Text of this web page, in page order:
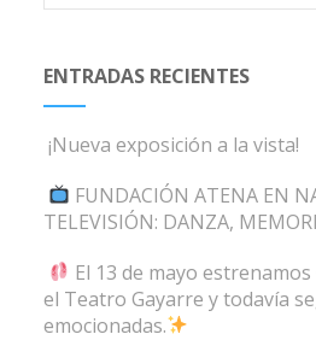
ENTRADAS RECIENTES
¡Nueva exposición a la vista!
FUNDACIÓN ATENA EN
TELEVISIÓN: DANZA,
El 13 de mayo
el Teatro Gayarre y todavía
emocionadas.